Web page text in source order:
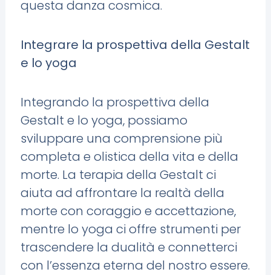
questa danza cosmica.
Integrare la prospettiva della Gestalt
e lo yoga
Integrando la prospettiva della
Gestalt e lo yoga, possiamo
sviluppare una comprensione più
completa e olistica della vita e della
morte. La terapia della Gestalt ci
aiuta ad affrontare la realtà della
morte con coraggio e accettazione,
mentre lo yoga ci offre strumenti per
trascendere la dualità e connetterci
con l’essenza eterna del nostro essere.